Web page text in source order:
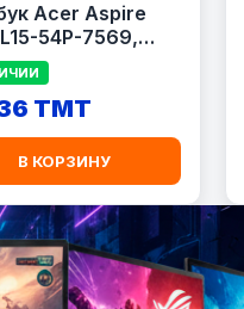
Acer Aspire
54P-7569,
Ultra 7 155U,
512GB SSD,
Silver
TMT
В КОРЗИНУ